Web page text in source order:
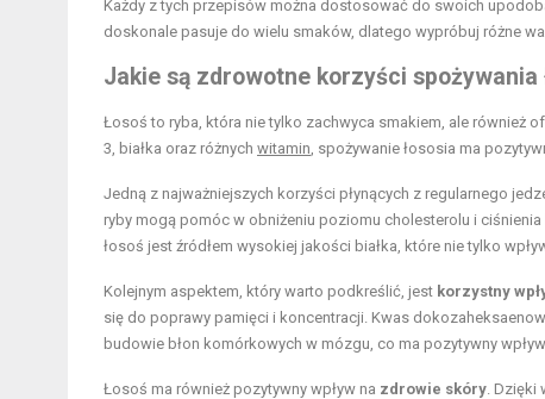
Każdy z tych przepisów można dostosować do swoich
doskonale pasuje do wielu smaków, dlatego wypróbuj różne
Jakie są zdrowotne korzyści spożywania
Łosoś to ryba, która nie tylko zachwyca smakiem, ale również
3, białka oraz różnych witamin , spożywanie łososia ma
Jedną z najważniejszych korzyści płynących z regularnego
ryby mogą pomóc w obniżeniu poziomu cholesterolu i
łosoś jest źródłem wysokiej jakości białka, które nie tylko
Kolejnym aspektem, który warto podkreślić, jest korzystny
się do poprawy pamięci i koncentracji. Kwas
budowie błon komórkowych w mózgu, co ma pozytywny
Łosoś ma również pozytywny wpływ na zdrowie skóry .